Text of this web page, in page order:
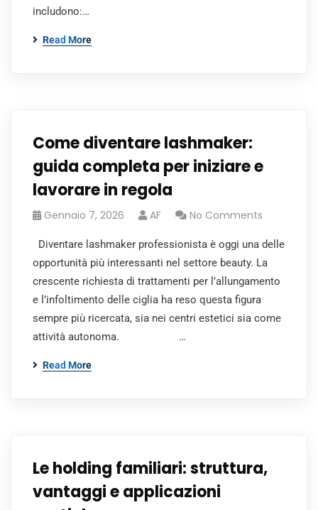
includono:…
Read More
Come diventare lashmaker:
guida completa per iniziare e
lavorare in regola
Gennaio 7, 2026 AF No Comments
Diventare lashmaker professionista è oggi una delle
opportunità più interessanti nel settore beauty. La
crescente richiesta di trattamenti per l’allungamento
e l’infoltimento delle ciglia ha reso questa figura
sempre più ricercata, sia nei centri estetici sia come
attività autonoma. …
Read More
Le holding familiari: struttura,
vantaggi e applicazioni